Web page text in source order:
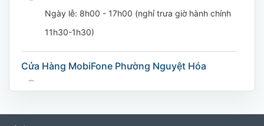
Ngày lễ: 8h00 - 17h00 (nghỉ trưa giờ hành chính
11h30-1h30)
Cửa Hàng MobiFone Phường Nguyệt Hóa